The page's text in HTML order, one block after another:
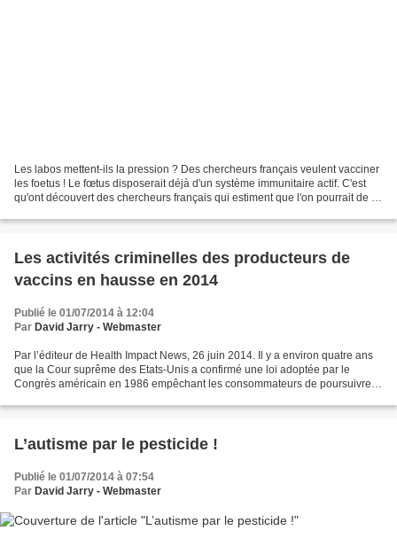
Les labos mettent-ils la pression ? Des chercheurs français veulent vacciner
les foetus ! Le fœtus disposerait déjà d'un système immunitaire actif. C'est
qu'ont découvert des chercheurs français qui estiment que l'on pourrait de ce
Les activités criminelles des producteurs de
vaccins en hausse en 2014
Publié le 01/07/2014 à 12:04
Par David Jarry - Webmaster
Par l’éditeur de Health Impact News, 26 juin 2014. Il y a environ quatre ans
que la Cour suprême des Etats-Unis a confirmé une loi adoptée par le
Congrès américain en 1986 empêchant les consommateurs de poursuivre
L’autisme par le pesticide !
Publié le 01/07/2014 à 07:54
Par David Jarry - Webmaster